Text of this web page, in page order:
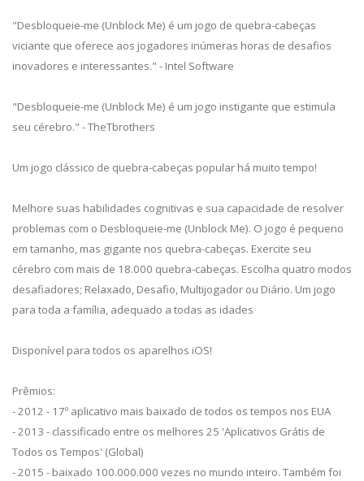
"Desbloqueie-me (Unblock Me) é um jogo de quebra-cabeças
viciante que oferece aos jogadores inúmeras horas de desafios
inovadores e interessantes." - Intel Software
"Desbloqueie-me (Unblock Me) é um jogo instigante que estimula
seu cérebro." - TheTbrothers
Um jogo clássico de quebra-cabeças popular há muito tempo!
Melhore suas habilidades cognitivas e sua capacidade de resolver
problemas com o Desbloqueie-me (Unblock Me). O jogo é pequeno
em tamanho, mas gigante nos quebra-cabeças. Exercite seu
cérebro com mais de 18.000 quebra-cabeças. Escolha quatro modos
desafiadores; Relaxado, Desafio, Multijogador ou Diário. Um jogo
para toda a família, adequado a todas as idades
Disponível para todos os aparelhos iOS!
Prêmios:
- 2012 - 17º aplicativo mais baixado de todos os tempos nos EUA
- 2013 - classificado entre os melhores 25 'Aplicativos Grátis de
Todos os Tempos' (Global)
- 2015 - baixado 100.000.000 vezes no mundo inteiro. Também foi